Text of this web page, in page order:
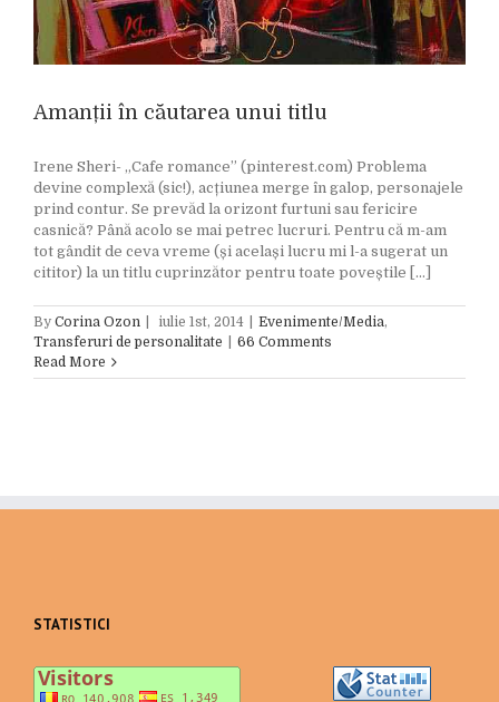
Amanții în căutarea unui titlu
Irene Sheri- „Cafe romance” (pinterest.com) Problema
devine complexă (sic!), acțiunea merge în galop, personajele
prind contur. Se prevăd la orizont furtuni sau fericire
casnică? Până acolo se mai petrec lucruri. Pentru că m-am
tot gândit de ceva vreme (și același lucru mi l-a sugerat un
cititor) la un titlu cuprinzător pentru toate poveștile [...]
By Corina Ozon iulie 1st, 2014 Evenimente/Media,
Transferuri de personalitate
66 Comments
Read More
STATISTICI